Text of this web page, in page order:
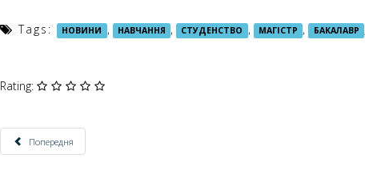
Tags: НОВИНИ , НАВЧАННЯ , СТУДЕНСТВО , МАГІСТР , БАКАЛАВР ,
Rating:
Попередня